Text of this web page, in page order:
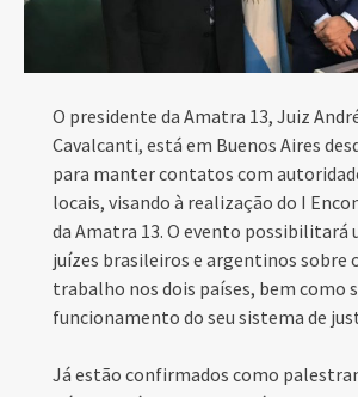
O presidente da Amatra 13, Juiz
Cavalcanti, está em Buenos Aires
para manter contatos com
locais, visando à realização do I
da Amatra 13. O evento possibilitará
juízes brasileiros e argentinos sobre
trabalho nos dois países, bem como
funcionamento do seu sistema de
Já estão confirmados como